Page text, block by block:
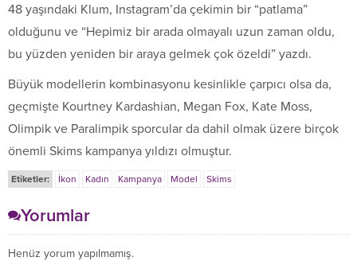
48 yaşındaki Klum, Instagram’da çekimin bir “patlama”
olduğunu ve “Hepimiz bir arada olmayalı uzun zaman oldu,
bu yüzden yeniden bir araya gelmek çok özeldi” yazdı.
Büyük modellerin kombinasyonu kesinlikle çarpıcı olsa da,
geçmişte Kourtney Kardashian, Megan Fox, Kate Moss,
Olimpik ve Paralimpik sporcular da dahil olmak üzere birçok
önemli Skims kampanya yıldızı olmuştur.
Etiketler: İkon Kadın Kampanya Model Skims
Yorumlar
Henüz yorum yapılmamış.